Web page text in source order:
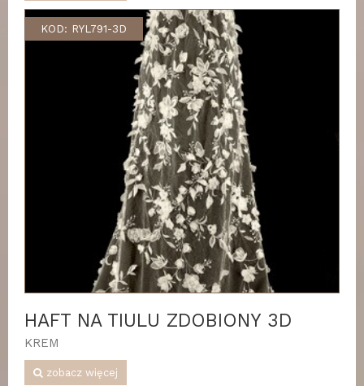
KOD: RYL791-3D
HAFT NA TIULU ZDOBIONY 3D
KREM
zobacz więcej